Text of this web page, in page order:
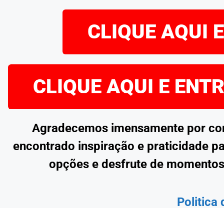
CLIQUE AQUI
CLIQUE AQUI E
Agradecemos imensamente por
encontrado inspiração e praticidade
opções e desfrute de
Politica